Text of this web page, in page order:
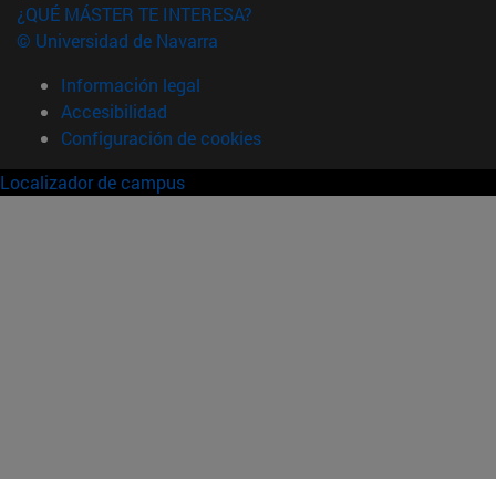
¿QUÉ MÁSTER TE INTERESA?
© Universidad de Navarra
Información legal
Accesibilidad
Configuración de cookies
Localizador de campus